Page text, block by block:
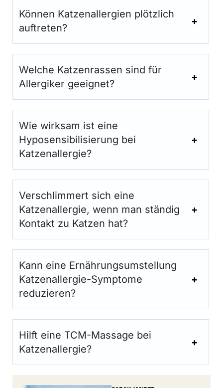
Können Katzenallergien plötzlich
auftreten?
Welche Katzenrassen sind für
Allergiker geeignet?
Wie wirksam ist eine
Hyposensibilisierung bei
Katzenallergie?
Verschlimmert sich eine
Katzenallergie, wenn man ständig
Kontakt zu Katzen hat?
Kann eine Ernährungsumstellung
Katzenallergie-Symptome
reduzieren?
Hilft eine TCM-Massage bei
Katzenallergie?